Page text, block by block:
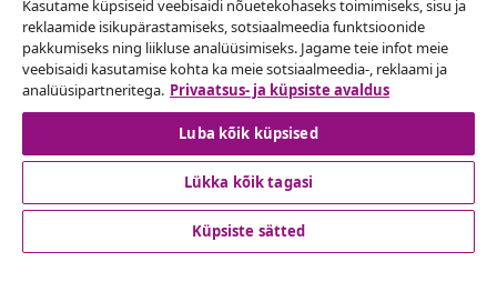
vidaXL
Vaata rohkem
Kasutame küpsiseid veebisaidi nõuetekohaseks toimimiseks, sisu ja
reklaamide isikupärastamiseks, sotsiaalmeedia funktsioonide
pakkumiseks ning liikluse analüüsimiseks. Jagame teie infot meie
veebisaidi kasutamise kohta ka meie sotsiaalmeedia-, reklaami ja
analüüsipartneritega. Privaatsus- ja küpsiste avaldus
Luba kõik küpsised
Lükka kõik tagasi
Küpsiste sätted